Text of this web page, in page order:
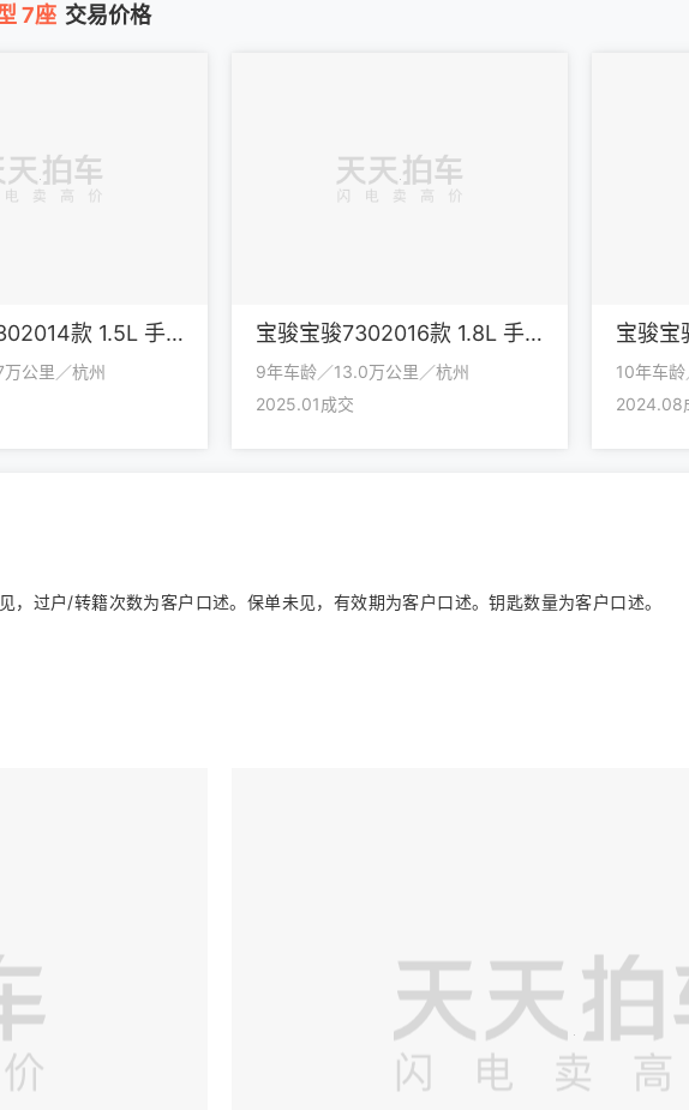
7座 交易价格
宝骏宝骏7302014款 1.5L 手动舒适型 7座
公里／杭州
宝骏宝骏7302016款 1.8L 手动豪华型 7座
9年车龄／13.0万公里／杭州
2025.01成交
10年车
2024.08
过户/转籍次数为客户口述。保单未见，有效期为客户口述。钥匙数量为客户口述。